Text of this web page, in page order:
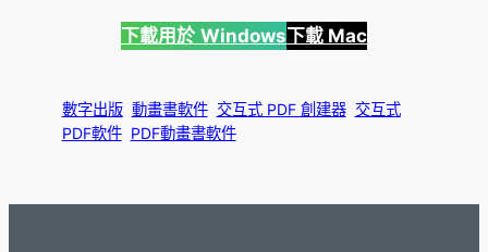
下載用於 Windows下載 Mac
數字出版 動畫書軟件 交互式 PDF 創建器 交互式
PDF軟件 PDF動畫書軟件